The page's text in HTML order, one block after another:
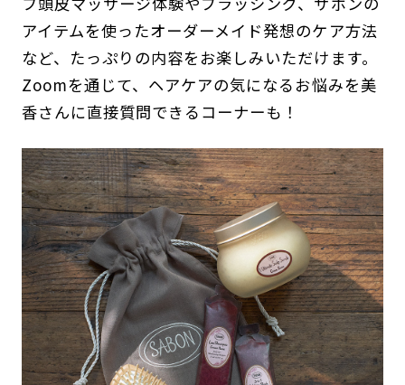
アイテムを使ったオーダーメイド発想のケア方法
など、たっぷりの内容をお楽しみいただけます。
Zoomを通じて、ヘアケアの気になるお悩みを美
香さんに直接質問できるコーナーも！